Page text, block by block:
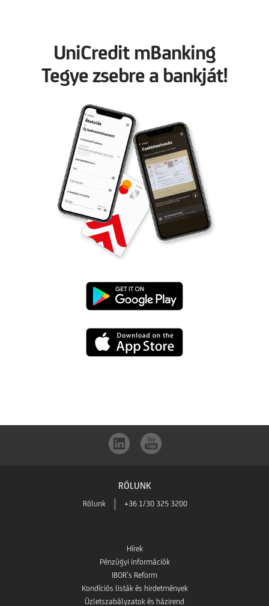
UniCredit mBanking
Tegye zsebre a bankját!
UniCredit
letöltése
Play-
UniCredit
Store-
RÓLUNK
Rólunk +36 1/30 325 3200
Hírek
Pénzügyi információk
IBOR’s Reform
Kondíciós listák és hirdetmények
Üzletszabályzatok és házirend